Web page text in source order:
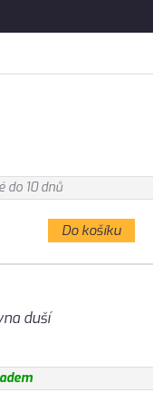
do 10 dnů
Do košíku
duší